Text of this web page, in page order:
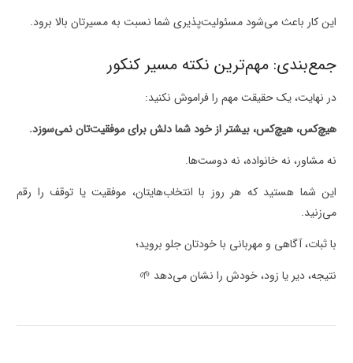
این کار باعث می‌شود مسئولیت‌پذیری شما نسبت به مسیرتان بالا برود.
جمع‌بندی: مهم‌ترین نکته مسیر کنکور
در نهایت، یک حقیقت مهم را فراموش نکنید:
هیچ‌کس، هیچ‌کس، بیشتر از خود شما دلش برای موفقیت‌تان نمی‌سوزد.
نه مشاور، نه خانواده، نه دوست‌ها.
این شما هستید که هر روز با انتخاب‌هایتان، موفقیت یا توقف را رقم
می‌زنید.
با ثبات، آگاهی و مهربانی با خودتان جلو بروید؛
نتیجه، دیر یا زود، خودش را نشان می‌دهد 🌱